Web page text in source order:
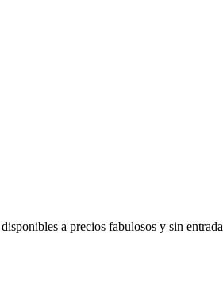
a precios fabulosos y sin entrada